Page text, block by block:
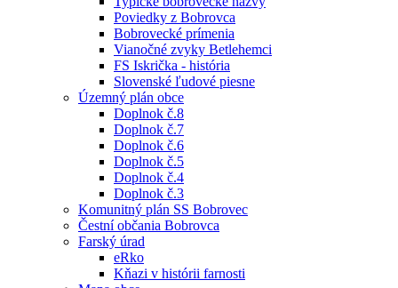
Poviedky z Bobrovca
Bobrovecké prímenia
Vianočné zvyky Betlehemci
FS Iskrička - história
Slovenské ľudové piesne
Územný plán obce
Doplnok č.8
Doplnok č.7
Doplnok č.6
Doplnok č.5
Doplnok č.4
Doplnok č.3
Komunitný plán SS Bobrovec
Čestní občania Bobrovca
Farský úrad
eRko
Kňazi v histórii farnosti